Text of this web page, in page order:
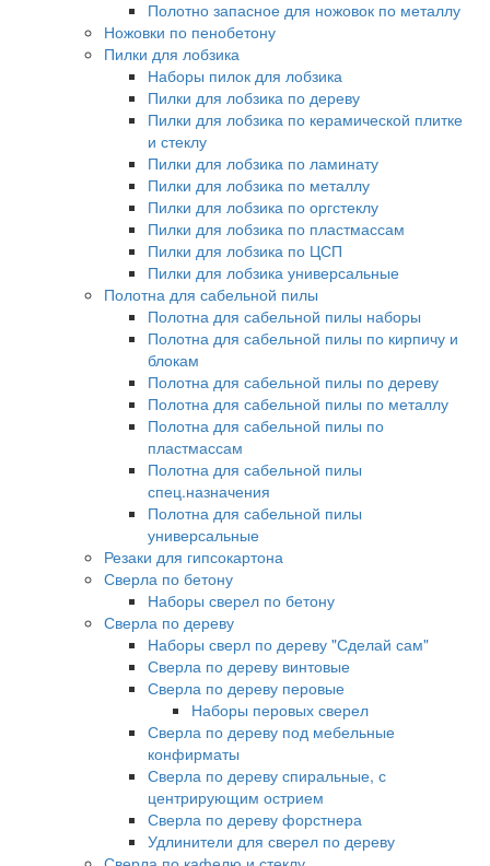
Полотно запасное для ножовок по металлу
Ножовки по пенобетону
Пилки для лобзика
Наборы пилок для лобзика
Пилки для лобзика по дереву
Пилки для лобзика по керамической плитке
и стеклу
Пилки для лобзика по ламинату
Пилки для лобзика по металлу
Пилки для лобзика по оргстеклу
Пилки для лобзика по пластмассам
Пилки для лобзика по ЦСП
Пилки для лобзика универсальные
Полотна для сабельной пилы
Полотна для сабельной пилы наборы
Полотна для сабельной пилы по кирпичу и
блокам
Полотна для сабельной пилы по дереву
Полотна для сабельной пилы по металлу
Полотна для сабельной пилы по
пластмассам
Полотна для сабельной пилы
спец.назначения
Полотна для сабельной пилы
универсальные
Резаки для гипсокартона
Сверла по бетону
Наборы сверел по бетону
Сверла по дереву
Наборы сверл по дереву "Сделай сам"
Сверла по дереву винтовые
Сверла по дереву перовые
Наборы перовых сверел
Сверла по дереву под мебельные
конфирматы
Сверла по дереву спиральные, с
центрирующим острием
Сверла по дереву форстнера
Удлинители для сверел по дереву